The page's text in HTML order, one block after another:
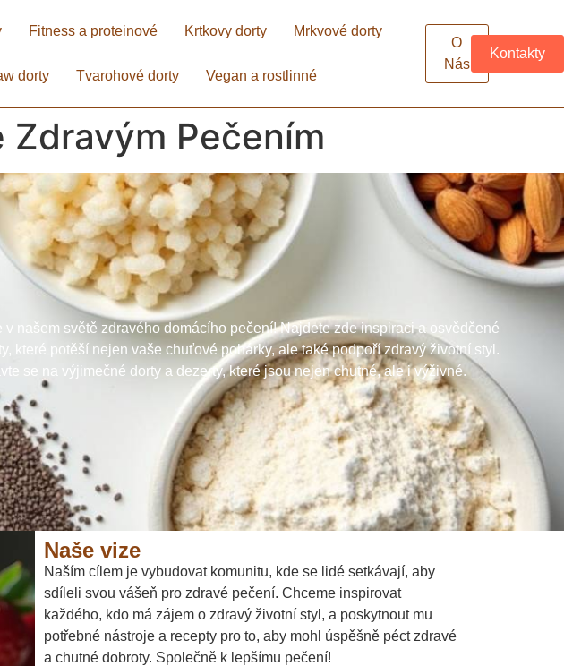
Fitness a proteinové Krtkovy dorty Mrkvové dorty
dorty Tvarohové dorty Vegan a rostlinné
O
Nás
Kontakty
Pečením
v našem světě zdravého domácího pečení! Najdete zde inspiraci a osvědčené
které potěší nejen vaše chuťové pohárky, ale také podpoří zdravý životní styl.
se na výjimečné dorty a dezerty, které jsou nejen chutné, ale i výživné.
Naše vize
Naším cílem je vybudovat komunitu, kde se lidé setkávají, aby
sdíleli svou vášeň pro zdravé pečení. Chceme inspirovat
každého, kdo má zájem o zdravý životní styl, a poskytnout mu
potřebné nástroje a recepty pro to, aby mohl úspěšně péct zdravé
a chutné dobroty. Společně k lepšímu pečení!